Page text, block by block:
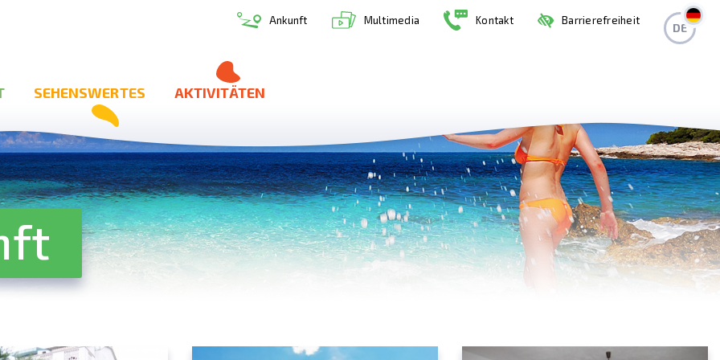
Ankunft Multimedia Kontakt Barrierefreiheit
DE
SEHENSWERTES AKTIVITÄTEN